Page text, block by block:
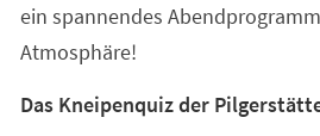
ein spannendes
Atmosphäre!
Das Kneipenquiz der